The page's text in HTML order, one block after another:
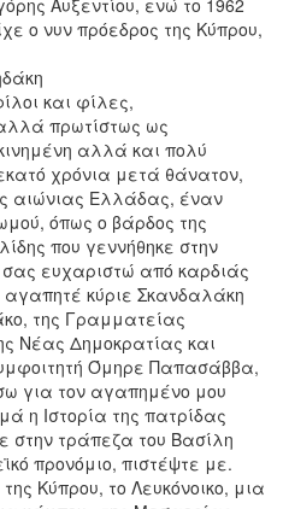
Αυξεντίου, ενώ το 1962
ο νυν πρόεδρος της Κύπρου,
και φίλες,
πρωτίστως ως
αλλά και πολύ
χρόνια μετά θάνατον,
αιώνιας Ελλάδας, έναν
όπως ο βάρδος της
που γεννήθηκε στην
ευχαριστώ από καρδιάς
αγαπητέ κύριε Σκανδαλάκη
της Γραμματείας
Νέας Δημοκρατίας και
Όμηρε Παπασάββα,
για τον αγαπημένο μου
η Ιστορία της πατρίδας
τράπεζα του Βασίλη
προνόμιο, πιστέψτε με.
Κύπρου, το Λευκόνοικο, μια